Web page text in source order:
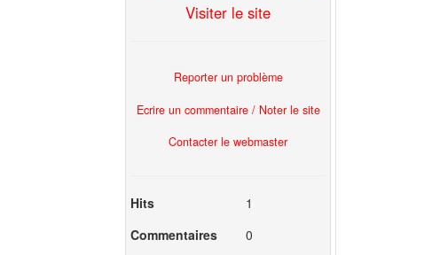
Visiter le site
Reporter un problème
Ecrire un commentaire / Noter le site
Contacter le webmaster
Hits
1
Commentaires
0